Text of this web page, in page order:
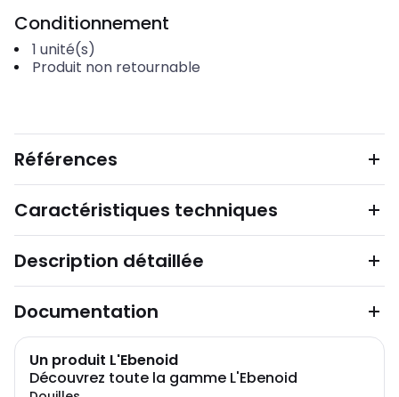
Conditionnement
1 unité(s)
Produit non retournable
Références
Caractéristiques techniques
Description détaillée
Documentation
Un produit L'Ebenoid
Découvrez toute la gamme L'Ebenoid